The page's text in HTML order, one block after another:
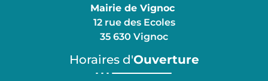
Mairie de Vignoc
12 rue des Ecoles
35 630 Vignoc
Horaires d'Ouverture